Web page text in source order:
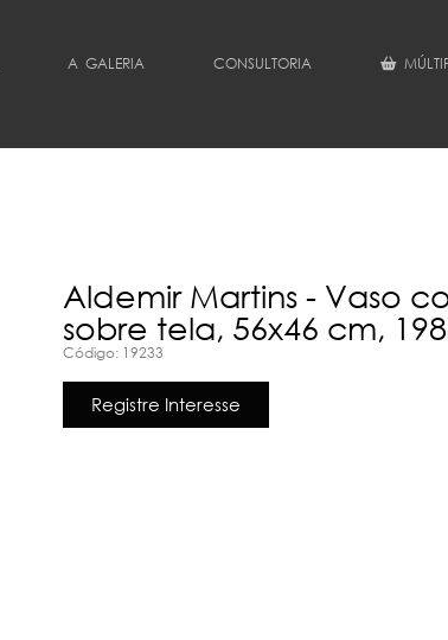
A GALERIA CONSULTORIA
Aldemir Martins - Vaso
sobre tela, 56x46 cm,
Código: 19233
Registre Interesse